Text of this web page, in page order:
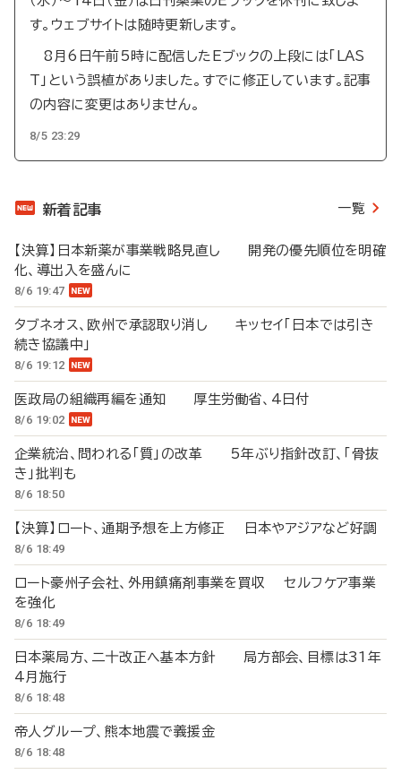
す。ウェブサイトは随時更新します。
8月6日午前5時に配信したEブックの上段には「LAS
T」という誤植がありました。すでに修正しています。記事
の内容に変更はありません。
8/5 23:29
新着記事 一覧
【決算】日本新薬が事業戦略見直し 開発の優先順位を明確
化、導出入を盛んに
8/6 19:47
タブネオス、欧州で承認取り消し キッセイ「日本では引き
続き協議中」
8/6 19:12
医政局の組織再編を通知 厚生労働省、4日付
8/6 19:02
企業統治、問われる「質」の改革 5年ぶり指針改訂、「骨抜
き」批判も
8/6 18:50
【決算】ロート、通期予想を上方修正 日本やアジアなど好調
8/6 18:49
ロート豪州子会社、外用鎮痛剤事業を買収 セルフケア事業
を強化
8/6 18:49
日本薬局方、二十改正へ基本方針 局方部会、目標は31年
4月施行
8/6 18:48
帝人グループ、熊本地震で義援金
8/6 18:48